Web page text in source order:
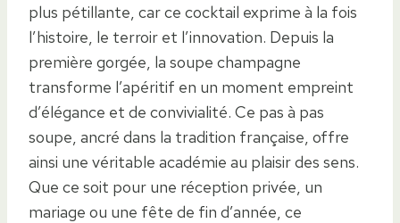
plus pétillante, car ce cocktail exprime à la fois
l’histoire, le terroir et l’innovation. Depuis la
première gorgée, la soupe champagne
transforme l’apéritif en un moment empreint
d’élégance et de convivialité. Ce pas à pas
soupe, ancré dans la tradition française, offre
ainsi une véritable académie au plaisir des sens.
Que ce soit pour une réception privée, un
mariage ou une fête de fin d’année, ce